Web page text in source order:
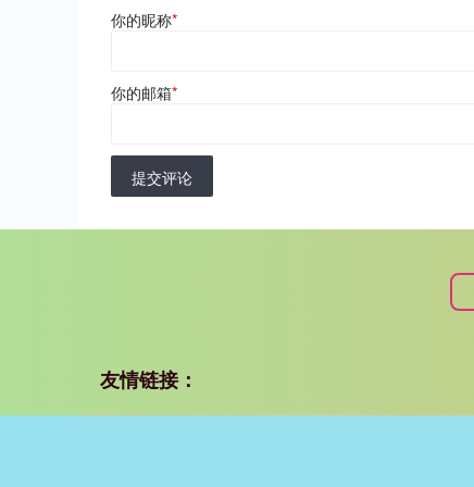
你的昵称*
你的邮箱*
提交评论
友情链接：